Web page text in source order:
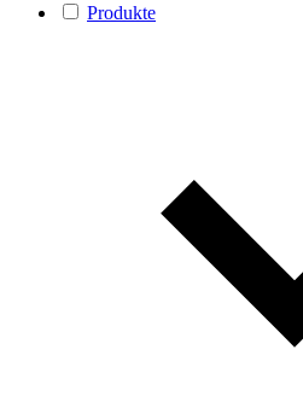
Produkte